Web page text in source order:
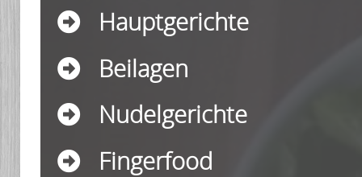
Hauptgerichte
Beilagen
Nudelgerichte
Fingerfood